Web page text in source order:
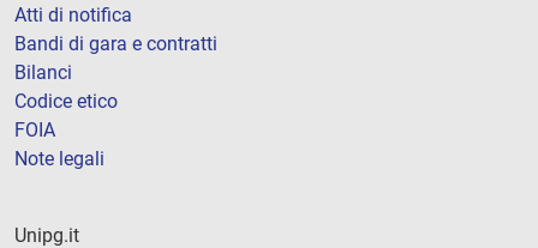
Atti di notifica
Bandi di gara e contratti
Bilanci
Codice etico
FOIA
Note legali
Unipg.it